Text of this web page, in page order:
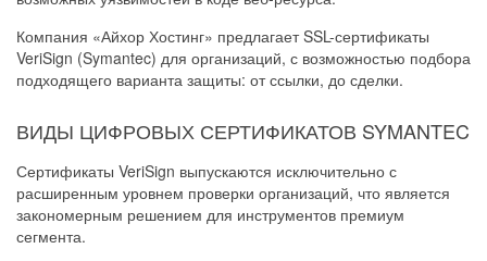
Компания «Айхор Хостинг» предлагает SSL-сертификаты
VeriSign (Symantec) для организаций, с возможностью подбора
подходящего варианта защиты: от ссылки, до сделки.
ВИДЫ ЦИФРОВЫХ СЕРТИФИКАТОВ SYMANTEC
Сертификаты VeriSign выпускаются исключительно с
расширенным уровнем проверки организаций, что является
закономерным решением для инструментов премиум
сегмента.